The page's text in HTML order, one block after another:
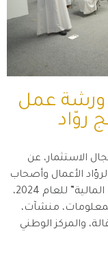
سدكو القابضة تنظّم 20 ورشة عمل
روّاد
الاستثمار، عن
تدريبية لروّاد الأعمال وأصحاب
الشركات الناشئة، ضمن برنامج “روّاد للادارة المالية” للعام 2024،
منشآت،
والمركز الوطني